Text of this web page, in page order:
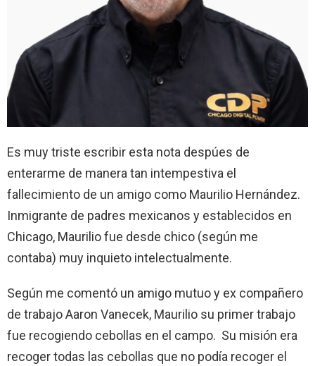
Es muy triste escribir esta nota despúes de
enterarme de manera tan intempestiva el
fallecimiento de un amigo como Maurilio Hernández.
Inmigrante de padres mexicanos y establecidos en
Chicago, Maurilio fue desde chico (según me
contaba) muy inquieto intelectualmente.
Según me comentó un amigo mutuo y ex compañero
de trabajo Aaron Vanecek, Maurilio su primer trabajo
fue recogiendo cebollas en el campo. Su misión era
recoger todas las cebollas que no podía recoger el